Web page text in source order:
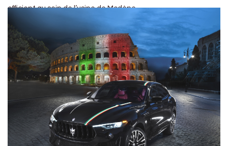
officient au sein de l’usine de Modène.